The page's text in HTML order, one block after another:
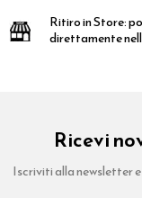
Ritiro in Store:
direttamente
Ricevi
Iscriviti alla newsletter